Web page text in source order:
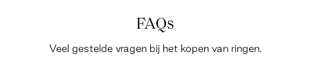
FAQs
Veel gestelde vragen bij het kopen van ringen.